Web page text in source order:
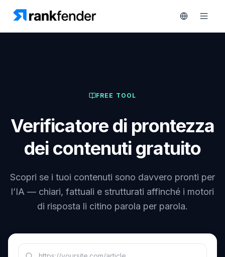
MONITORA
Monitoraggio
concorrenti
AGISCI
Risorse
Strumenti
Prezzi
demo
FREE TOOL
Verificatore di prontezza
dei contenuti gratuito
Scopri se i tuoi contenuti sono davvero pronti per
l’IA — chiari, fattuali e strutturati affinché i motori
di risposta li citino parola per parola.